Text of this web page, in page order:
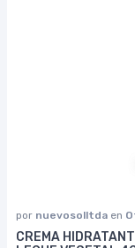
por nuevosolltda en
CREMA